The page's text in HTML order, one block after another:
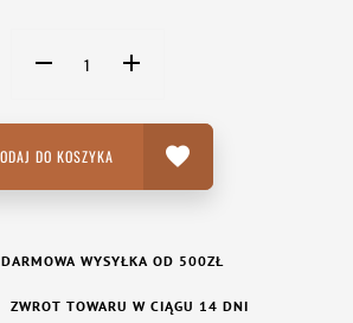
DO KOSZYKA
DARMOWA WYSYŁKA OD 500ZŁ
ZWROT TOWARU W CIĄGU 14 DNI